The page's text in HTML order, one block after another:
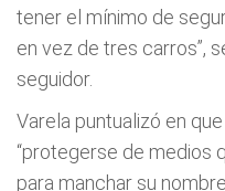
tener el mínimo de
en vez de tres carros”,
seguidor.
Varela puntualizó en
“protegerse de medios
para manchar su